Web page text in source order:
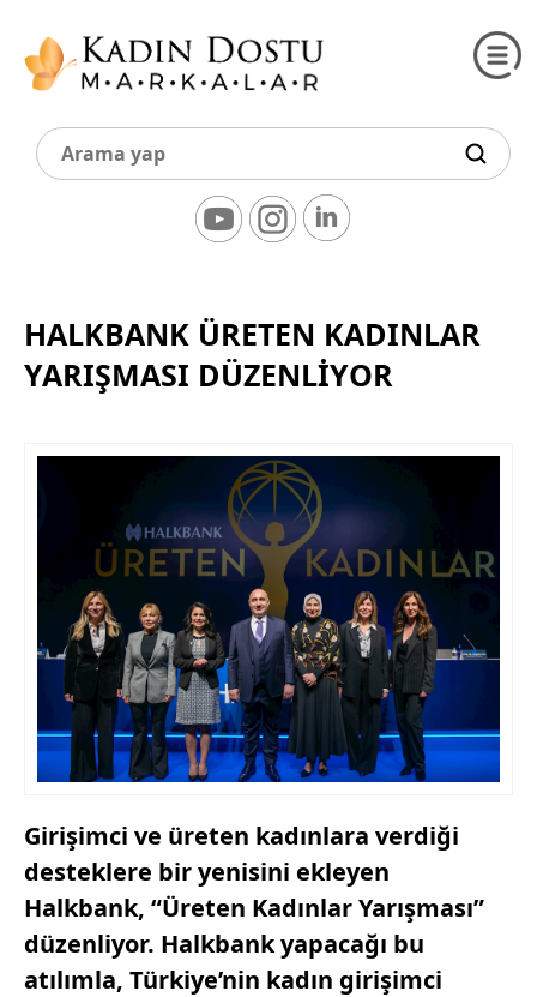
HALKBANK ÜRETEN KADINLAR
YARIŞMASI DÜZENLİYOR
Girişimci ve üreten kadınlara verdiği
desteklere bir yenisini ekleyen
Halkbank, “Üreten Kadınlar Yarışması”
düzenliyor. Halkbankyapacağı bu
atılımla, Türkiye’nin kadın girişimci